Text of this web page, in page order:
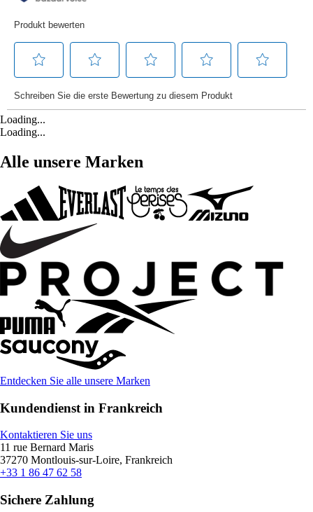
Loading...
Loading...
Alle unsere Marken
Entdecken Sie alle unsere Marken
Kundendienst in Frankreich
Kontaktieren Sie uns
11 rue Bernard Maris
37270 Montlouis-sur-Loire, Frankreich
+33 1 86 47 62 58
Sichere Zahlung